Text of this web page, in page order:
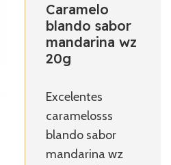
Caramelo
blando sabor
mandarina wz
20g
Excelentes
caramelosss
blando sabor
mandarina wz